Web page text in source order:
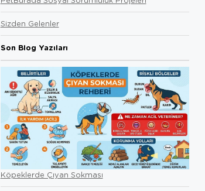
Sizden Gelenler
Son Blog Yazıları
Köpeklerde Çıyan Sokması